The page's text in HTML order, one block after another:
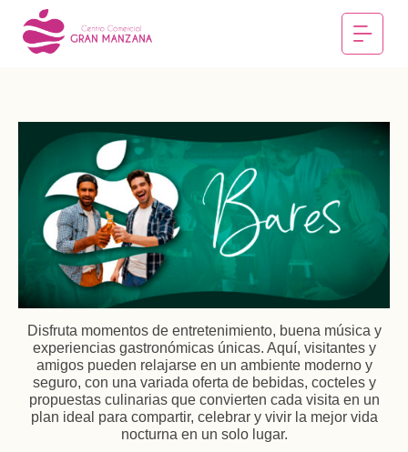
Disfruta momentos de entretenimiento, buena música y
experiencias gastronómicas únicas. Aquí, visitantes y
amigos pueden relajarse en un ambiente moderno y
seguro, con una variada oferta de bebidas, cocteles y
propuestas culinarias que convierten cada visita en un
plan ideal para compartir, celebrar y vivir la mejor vida
nocturna en un solo lugar.